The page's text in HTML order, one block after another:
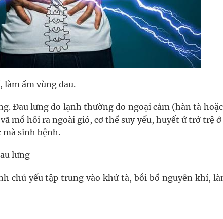
làm ấm vùng đau.
Đau lưng do lạnh thường do ngoại cảm (hàn tà
mồ hôi ra ngoài gió, cơ thể suy yếu, huyết ứ trở trệ
sinh bệnh.
lưng
chủ yếu tập trung vào khử tà, bồi bổ nguyên khí,